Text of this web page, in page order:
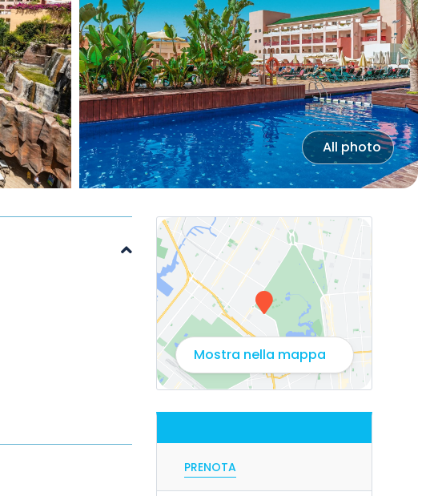
All photo
Mostra nella mappa
PRENOTA